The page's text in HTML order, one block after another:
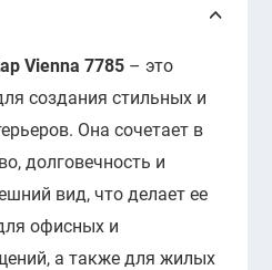
Vienna 7785 – это
создания стильных и
Она сочетает в
долговечность и
вид, что делает ее
офисных и
а также для жилых